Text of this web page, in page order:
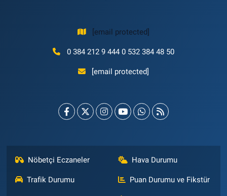
[email protected]
0 384 212 9 444 0 532 384 48 50
[email protected]
Nöbetçi Eczaneler Hava Durumu
Trafik Durumu Puan Durumu ve Fikstür